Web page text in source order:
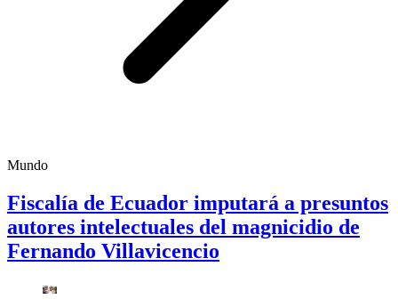
Mundo
Fiscalía de Ecuador imputará a presuntos
autores intelectuales del magnicidio de
Fernando Villavicencio